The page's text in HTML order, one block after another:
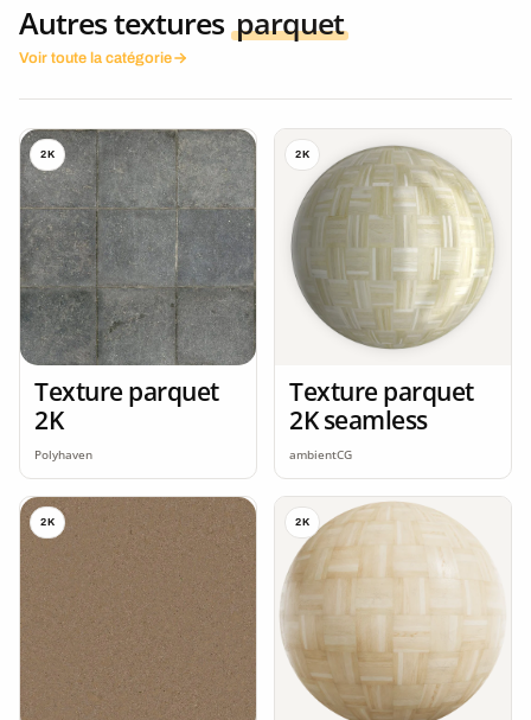
Autres textures parquet
Voir toute la catégorie
2K
Texture parquet
2K
Polyhaven
2K
Texture parquet
2K seamless
ambientCG
2K 2K